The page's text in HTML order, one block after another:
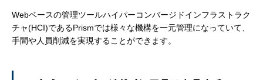
Webベースの管理ツールハイパーコンバージドインフラストラク
チャ(HCI)であるPrismでは様々な機構を一元管理になっていて、
手間や人員削減を実現することができます。